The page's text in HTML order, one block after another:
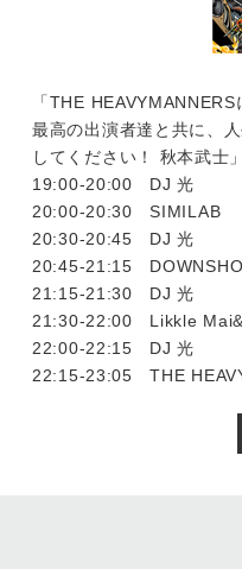
「THE
最高の出演者達と共に、
してください！ 秋本武士」
19:00-20:00 DJ 光
20:00-20:30 SIMILAB
20:30-20:45 DJ 光
20:45-21:15
21:15-21:30 DJ 光
21:30-22:00 Likkle
22:00-22:15 DJ 光
22:15-23:05 THE